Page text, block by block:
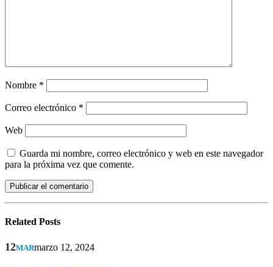
Nombre *
Correo electrónico *
Web
Guarda mi nombre, correo electrónico y web en este navegador
para la próxima vez que comente.
Related Posts
12MARmarzo 12, 2024